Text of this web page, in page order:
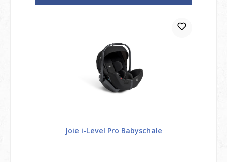
Joie i-Level Pro Babyschale